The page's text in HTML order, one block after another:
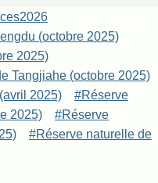
(octobre 2025)
2025)
Tangjiahe (octobre 2025)
2025)
#Réserve
2025)
#Réserve
#Réserve naturelle de